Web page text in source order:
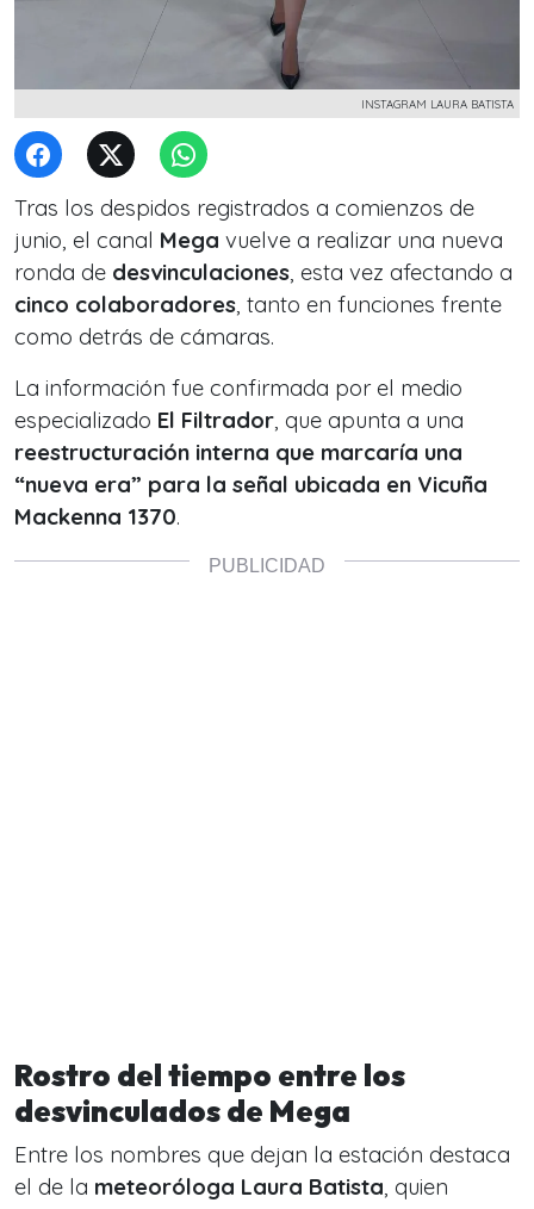
INSTAGRAM LAURA BATISTA
Tras los despidos registrados a comienzos de
junio, el canal Mega vuelve a realizar una nueva
ronda de desvinculaciones, esta vez afectando a
cinco colaboradores, tanto en funciones frente
como detrás de cámaras.
La información fue confirmada por el medio
especializado El Filtrador, que apunta a una
reestructuración interna que marcaría una
“nueva era” para la señal ubicada en Vicuña
Mackenna 1370.
Rostro del tiempo entre los
desvinculados de Mega
Entre los nombres que dejan la estación destaca
el de la meteoróloga Laura Batista, quien